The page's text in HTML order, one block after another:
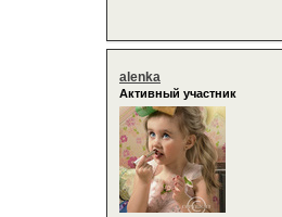
alenka
Активный участник